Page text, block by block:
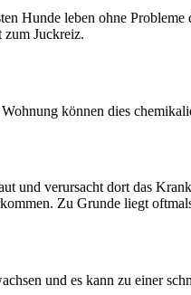
Hunde leben ohne
zum Juckreiz.
können dies
und verursacht dort das
Zu Grunde liegt
und es kann zu einer